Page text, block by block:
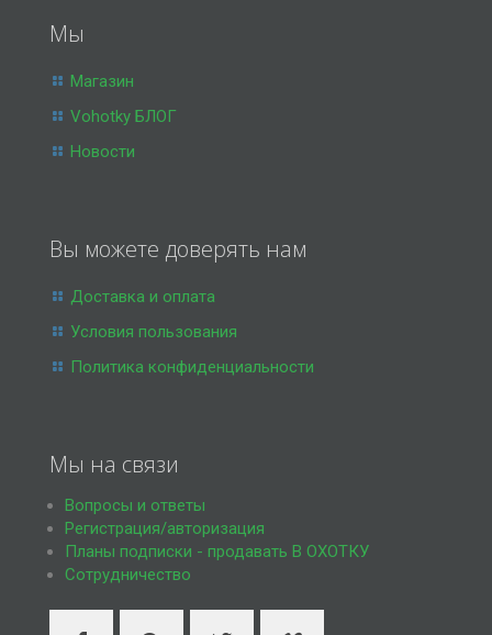
Мы
Магазин
Vohotky БЛОГ
Новости
Вы можете доверять нам
Доставка и оплата
Условия пользования
Политика конфиденциальности
Мы на связи
Вопросы и ответы
Регистрация/авторизация
Планы подписки - продавать В ОХОТКУ
Сотрудничество